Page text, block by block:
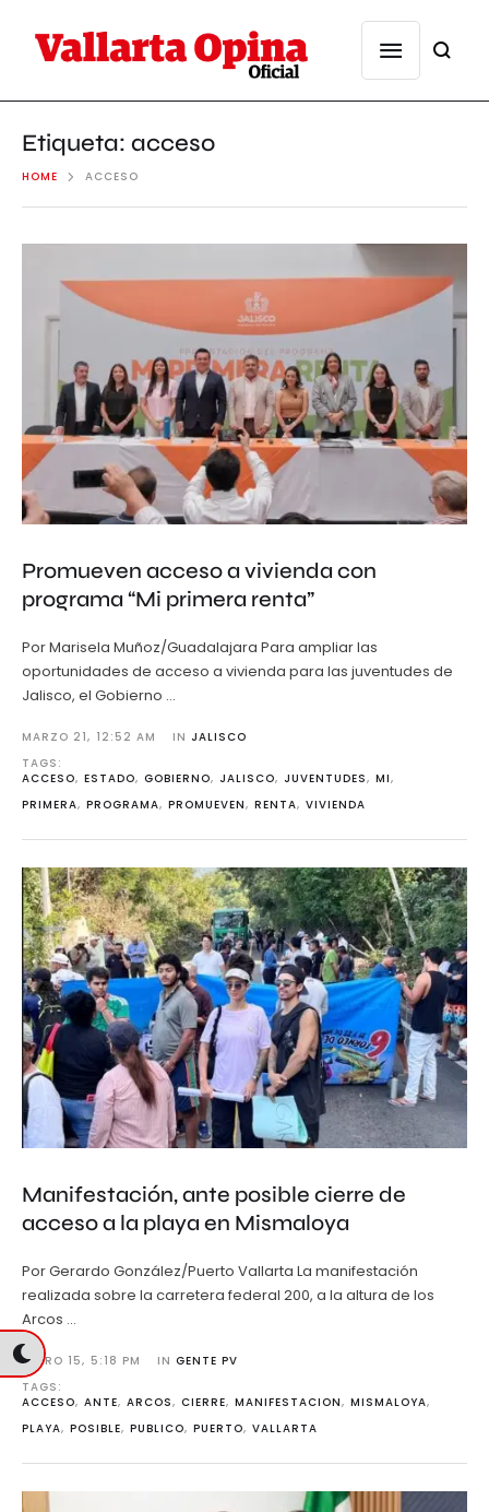
Etiqueta: acceso
HOME ACCESO
Promueven acceso a vivienda con
programa “Mi primera renta”
Por Marisela Muñoz/Guadalajara Para ampliar las
oportunidades de acceso a vivienda para las juventudes de
Jalisco, el Gobierno …
MARZO 21, 12:52 AM IN JALISCO
TAGS:
ACCESO, ESTADO, GOBIERNO, JALISCO, JUVENTUDES, MI,
PRIMERA, PROGRAMA, PROMUEVEN, RENTA, VIVIENDA
Manifestación, ante posible cierre de
acceso a la playa en Mismaloya
Por Gerardo González/Puerto Vallarta La manifestación
realizada sobre la carretera federal 200, a la altura de los
Arcos …
ENERO 15, 5:18 PM IN GENTE PV
TAGS:
ACCESO, ANTE, ARCOS, CIERRE, MANIFESTACION, MISMALOYA,
PLAYA, POSIBLE, PUBLICO, PUERTO, VALLARTA